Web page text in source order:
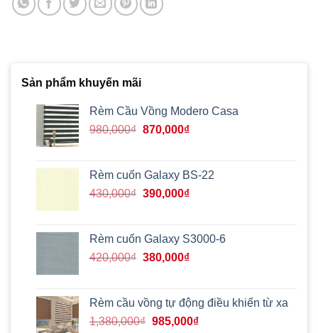
Sản phẩm khuyến mãi
Rèm Cầu Vồng Modero Casa
980,000₫ Giá
980,000₫.
870,000₫Giá
là:
870,000₫.
Rèm cuốn Galaxy BS-22
430,000₫ Giá
430,000₫.
390,000₫Giá
là:
390,000₫.
Rèm cuốn Galaxy S3000-6
420,000₫ Giá
420,000₫.
380,000₫Giá
là:
380,000₫.
Rèm cầu vồng tự động điều khiển từ xa
1,380,000₫ Giá
985,000₫Giá